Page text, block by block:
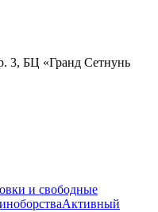
3, БЦ «Гранд Сетнунь
и свободные
Активный